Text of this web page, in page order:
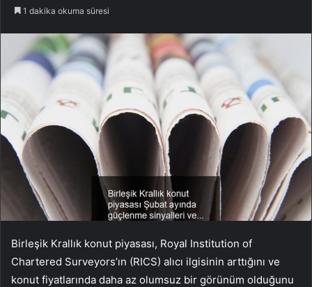
1 dakika okuma süresi
Birleşik Krallık konut piyasası, Royal Institution of
Chartered Surveyors’ın (RICS) alıcı ilgisinin arttığını ve
konut fiyatlarında daha az olumsuz bir görünüm olduğunu